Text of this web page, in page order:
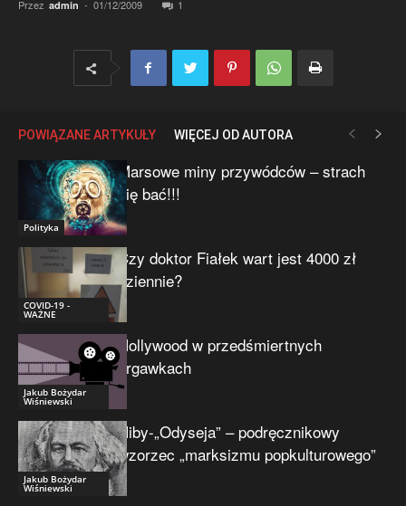
Przez admin - 01/12/2009 1
POWIĄZANE ARTYKUŁY WIĘCEJ OD AUTORA
Polityka
Marsowe miny przywódców – strach
się bać!!!
COVID-19 -
WAŻNE
Czy doktor Fiałek wart jest 4000 zł
dziennie?
Jakub Bożydar
Wiśniewski
Hollywood w przedśmiertnych
drgawkach
Jakub Bożydar
Wiśniewski
Niby-„Odyseja” – podręcznikowy
wzorzec „marksizmu popkulturowego”